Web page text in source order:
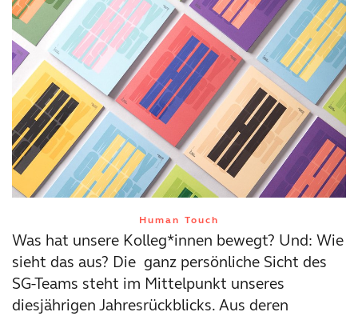
Human Touch
Was hat unsere Kolleg*innen bewegt? Und: Wie
sieht das aus? Die ganz persönliche Sicht des
SG-Teams steht im Mittelpunkt unseres
diesjährigen Jahresrückblicks. Aus deren